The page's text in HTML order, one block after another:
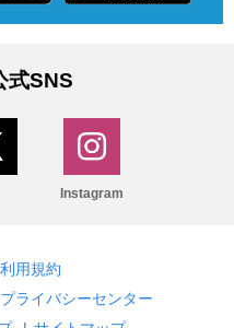
式SNS
Instagram
利用規約
プライバシーセンター